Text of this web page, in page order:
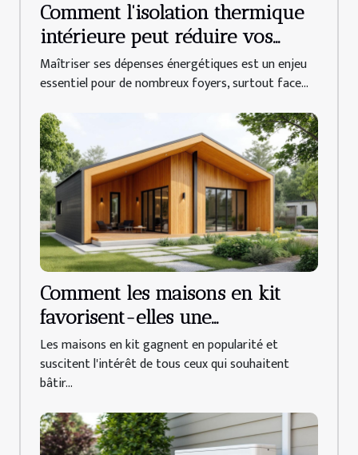
Comment l'isolation thermique
intérieure peut réduire vos
factures d'énergie ?
Maîtriser ses dépenses énergétiques est un enjeu
essentiel pour de nombreux foyers, surtout face...
Comment les maisons en kit
favorisent-elles une
construction durable ?
Les maisons en kit gagnent en popularité et
suscitent l'intérêt de tous ceux qui souhaitent
bâtir...